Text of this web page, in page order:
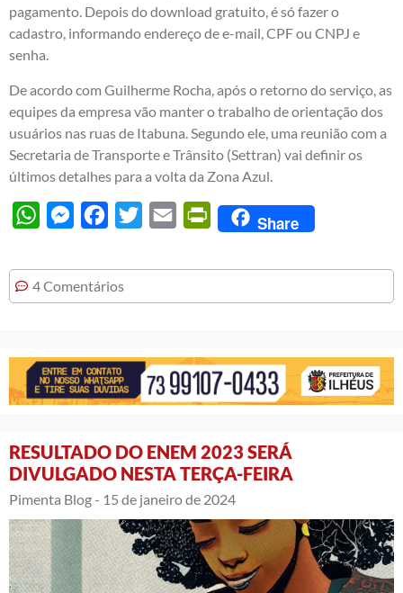
pagamento. Depois do download gratuito, é só fazer o
cadastro, informando endereço de e-mail, CPF ou CNPJ e
senha.
De acordo com Guilherme Rocha, após o retorno do serviço, as
equipes da empresa vão manter o trabalho de orientação dos
usuários nas ruas de Itabuna. Segundo ele, uma reunião com a
Secretaria de Transporte e Trânsito (Settran) vai definir os
últimos detalhes para a volta da Zona Azul.
WhatsAppMessengerFacebook
Twitter Email PrintFriendly
Share
4 Comentários
RESULTADO DO ENEM 2023 SERÁ
DIVULGADO NESTA TERÇA-FEIRA
Pimenta Blog - 15 de janeiro de 2024